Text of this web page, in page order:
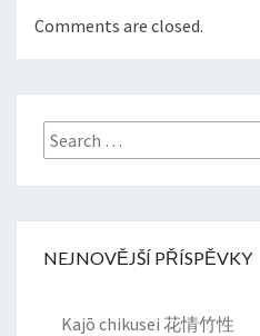
Comments are closed.
Search
for:
NEJNOVĚJŠÍ PŘÍSPĚVKY
Kajō chikusei 花情竹性